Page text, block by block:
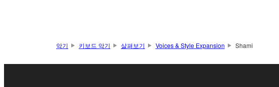
악기 키보드 악기 살펴보기 Voices & Style Expansion Shami